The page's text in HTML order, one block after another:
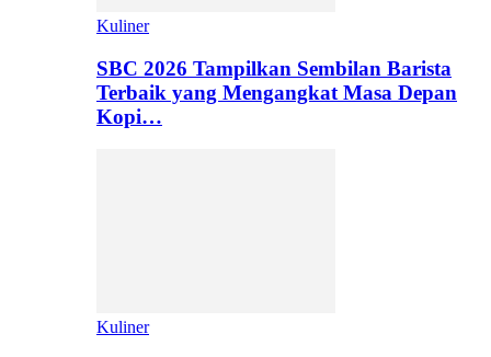
Kuliner
SBC 2026 Tampilkan Sembilan Barista
Terbaik yang Mengangkat Masa Depan
Kopi…
Kuliner